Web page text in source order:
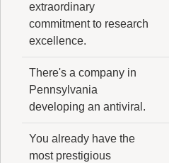
extraordinary
commitment to research
excellence.
There's a company in
Pennsylvania
developing an antiviral.
You already have the
most prestigious